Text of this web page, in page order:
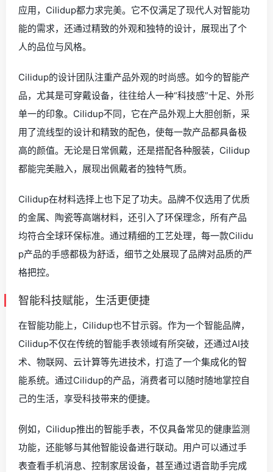
应用，Cilidup都力求完美。它不仅满足了现代人对智能功
能的需求，还通过精致的外观和独特的设计，展现出了个
人的品位与风格。
Cilidup的设计团队注重产品外观的时尚感。如今的智能产
品，尤其是可穿戴设备，往往给人一种“科技感”十足、外形
单一的印象。Cilidup不同，它在产品外观上大胆创新，采
用了流线型的设计和精致的配色，使每一款产品都具备极
高的颜值。无论是日常佩戴，还是搭配各种服装，Cilidup
都能完美融入，展现出佩戴者的独特气质。
Cilidup在材料选择上也下足了功夫。品牌不仅选用了优质
的金属、陶瓷等高端材料，还引入了环保理念，所有产品
均符合全球环保标准。通过精细的工艺处理，每一款Cilidu
p产品的手感都极为舒适，细节之处展现了品牌对品质的严
格把控。
智能科技赋能，生活更便捷
在智能功能上，Cilidup也不甘示弱。作为一个智能品牌，
Cilidup不仅在传统的智能手表领域有所突破，还通过AI技
术、物联网、云计算等先进技术，打造了一个集成化的智
能系统。通过Cilidup的产品，消费者可以随时随地掌控自
己的生活，享受科技带来的便捷。
例如，Cilidup推出的智能手表，不仅具备常见的健康监测
功能，还能够与其他智能设备进行联动。用户可以通过手
表查看手机消息、控制家居设备，甚至通过语音助手完成